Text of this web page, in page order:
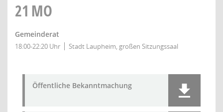
21 MO
Gemeinderat
18:00-22:20 Uhr Stadt Laupheim, großen Sitzungssaal
Öffentliche Bekanntmachung